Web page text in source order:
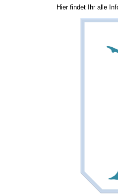
Hier findet Ihr alle